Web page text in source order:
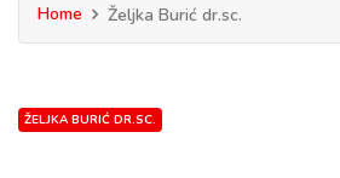
Home Željka Burić dr.sc.
ŽELJKA BURIĆ DR.SC.